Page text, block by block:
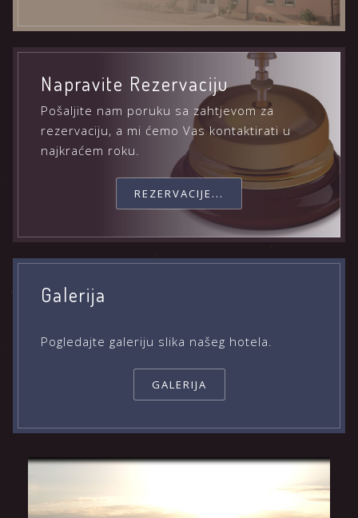
Napravite Rezervaciju
Pošaljite nam poruku sa zahtjevom za
rezervaciju, a mi ćemo Vas kontaktirati u
najkraćem roku.
REZERVACIJE...
Galerija
Pogledajte galeriju slika našeg hotela.
GALERIJA